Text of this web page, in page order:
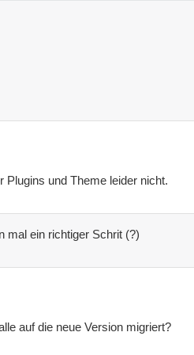
Plugins und Theme leider nicht.
mal ein richtiger Schrit (?)
auf die neue Version migriert?